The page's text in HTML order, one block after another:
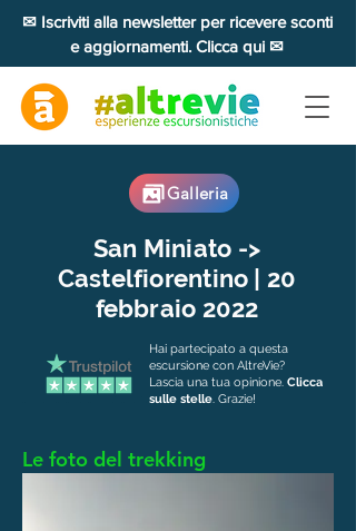
✉ Iscriviti alla newsletter per ricevere sconti
e aggiornamenti. Clicca qui ✉
Galleria
San Miniato ->
Castelfiorentino | 20
febbraio 2022
Hai partecipato a questa
escursione con AltreVie?
Lascia una tua opinione. Clicca
sulle stelle. Grazie!
Le foto del trekking